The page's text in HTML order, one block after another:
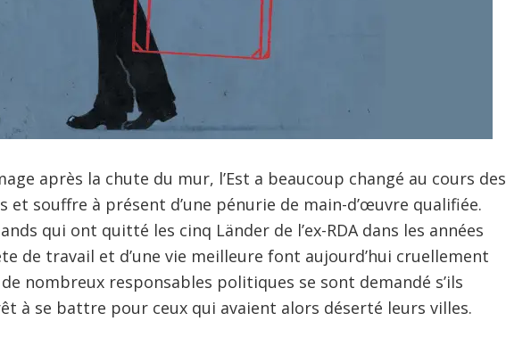
après la chute du mur, l’Est a beaucoup changé au cours des
et souffre à présent d’une pénurie de main-d’œuvre qualifiée.
qui ont quitté les cinq Länder de l’ex-RDA dans les années
de travail et d’une vie meilleure font aujourd’hui cruellement
nombreux responsables politiques se sont demandé s’ils
à se battre pour ceux qui avaient alors déserté leurs villes.